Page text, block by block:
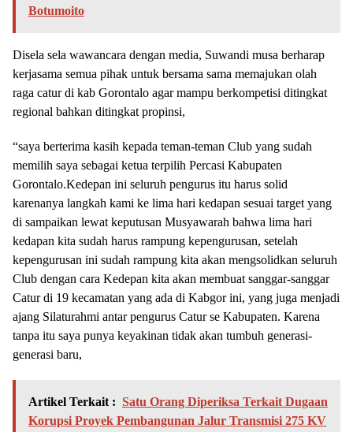
Botumoito
Disela sela wawancara dengan media, Suwandi musa berharap
kerjasama semua pihak untuk bersama sama memajukan olah
raga catur di kab Gorontalo agar mampu berkompetisi ditingkat
regional bahkan ditingkat propinsi,
“saya berterima kasih kepada teman-teman Club yang sudah
memilih saya sebagai ketua terpilih Percasi Kabupaten
Gorontalo.Kedepan ini seluruh pengurus itu harus solid
karenanya langkah kami ke lima hari kedapan sesuai target yang
di sampaikan lewat keputusan Musyawarah bahwa lima hari
kedapan kita sudah harus rampung kepengurusan, setelah
kepengurusan ini sudah rampung kita akan mengsolidkan seluruh
Club dengan cara Kedepan kita akan membuat sanggar-sanggar
Catur di 19 kecamatan yang ada di Kabgor ini, yang juga menjadi
ajang Silaturahmi antar pengurus Catur se Kabupaten. Karena
tanpa itu saya punya keyakinan tidak akan tumbuh generasi-
generasi baru,
Artikel Terkait : Satu Orang Diperiksa Terkait Dugaan
Korupsi Proyek Pembangunan Jalur Transmisi 275 KV